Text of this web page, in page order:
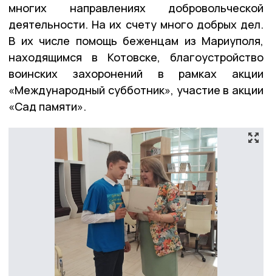
многих направлениях добровольческой
деятельности. На их счету много добрых дел.
В их числе помощь беженцам из Мариуполя,
находящимся в Котовске, благоустройство
воинских захоронений в рамках акции
«Международный субботник», участие в акции
«Сад памяти».